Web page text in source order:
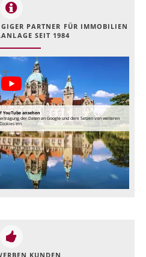
PARTNER FÜR IMMOBILIEN
SEIT 1984
YouTube ansehen
der Daten an Google und dem Setzen von weiteren
Cookies ein.
KUNDEN